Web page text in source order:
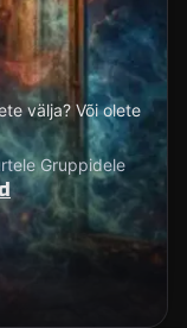
välja? Või olete
Gruppidele